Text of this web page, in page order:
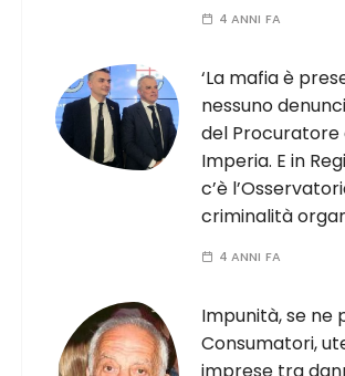
4 ANNI FA
‘La mafia è
nessuno
del Procuratore
Imperia. E in
c’è
criminalità
4 ANNI FA
Impunità, se ne
Consumatori,